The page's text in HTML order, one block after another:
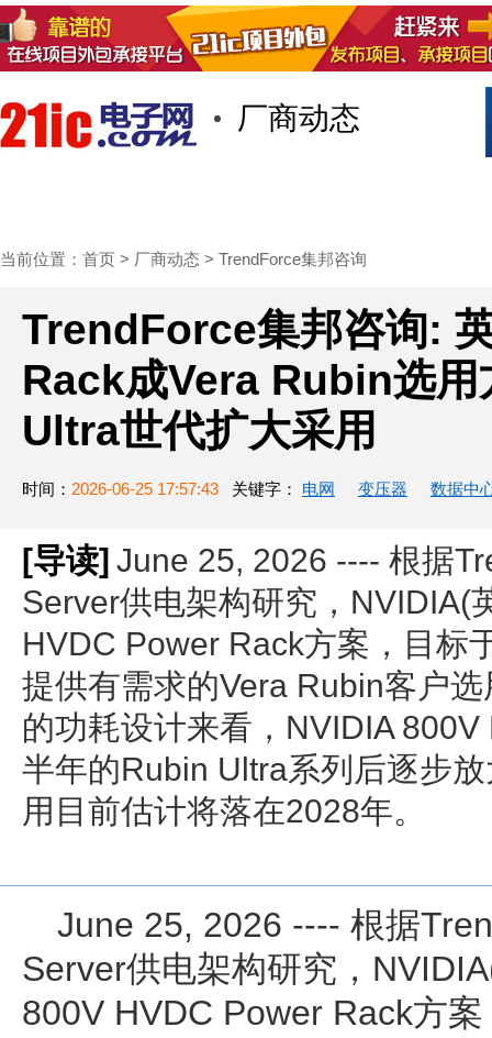
厂商动态
当前位置： 首页 > 厂商动态 > TrendForce集邦咨询
TrendForce集邦咨询:
Rack成Vera Rubin选
Ultra世代扩大采用
时间： 2026-06-25 17:57:43 关键字： 电网 变压器 数据中
[导读] June 25, 2026 ---- 根据
Server供电架构研究，NVIDIA(
HVDC Power Rack方案，目标
提供有需求的Vera Rubin客户
的功耗设计来看，NVIDIA
半年的Rubin Ultra系列后逐步
用目前估计将落在2028年。
June 25, 2026 ---- 根据
Server供电架构研究，
800V HVDC Power Rack方